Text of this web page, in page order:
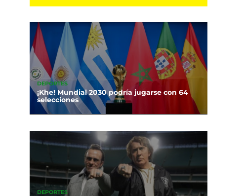
DEPORTES
¡Khe! Mundial 2030 podría jugarse con 64
selecciones
DEPORTES